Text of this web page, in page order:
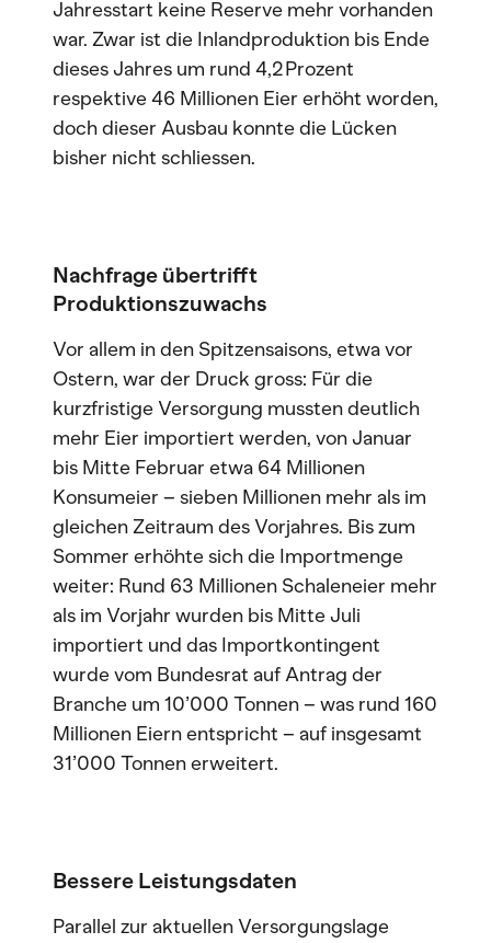
Jahresstart keine Reserve mehr vorhanden
war. Zwar ist die Inlandproduktion bis Ende
dieses Jahres um rund 4,2 Prozent
respektive 46 Millionen Eier erhöht worden,
doch dieser Ausbau konnte die Lücken
bisher nicht schliessen.
Nachfrage übertrifft
Produktionszuwachs
Vor allem in den Spitzensaisons, etwa vor
Ostern, war der Druck gross: Für die
kurzfristige Versorgung mussten deutlich
mehr Eier importiert werden, von Januar
bis Mitte Februar etwa 64 Millionen
Konsumeier – sieben Millionen mehr als im
gleichen Zeitraum des Vorjahres. Bis zum
Sommer erhöhte sich die Importmenge
weiter: Rund 63 Millionen Schaleneier mehr
als im Vorjahr wurden bis Mitte Juli
importiert und das Importkontingent
wurde vom Bundesrat auf Antrag der
Branche um 10’000 Tonnen – was rund 160
Millionen Eiern entspricht – auf insgesamt
31’000 Tonnen erweitert.
Bessere Leistungsdaten
Parallel zur aktuellen Versorgungslage